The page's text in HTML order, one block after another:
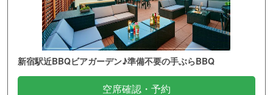
新宿駅近BBQビアガーデン♪準備不要の手ぶらBBQ
空席確認・予約